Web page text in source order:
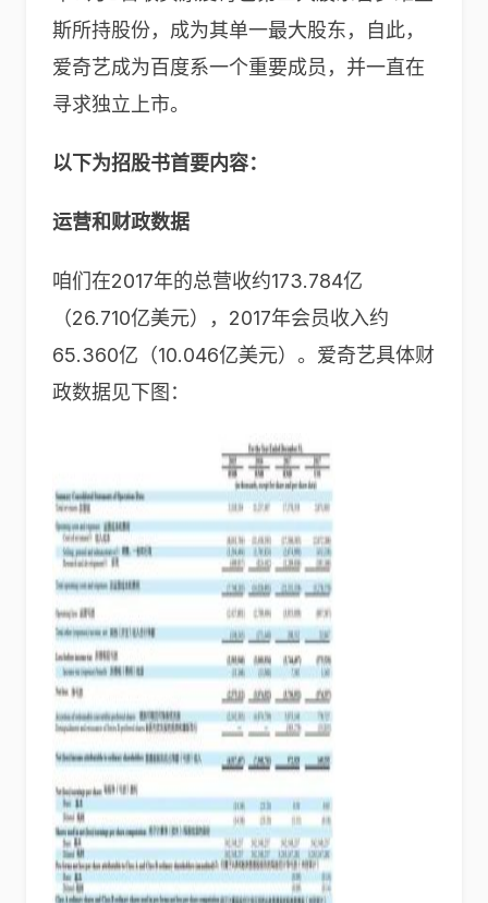
斯所持股份，成为其单一最大股东，自此，
爱奇艺成为百度系一个重要成员，并一直在
寻求独立上市。
以下为招股书首要内容：
运营和财政数据
咱们在2017年的总营收约173.784亿
（26.710亿美元），2017年会员收入约
65.360亿（10.046亿美元）。爱奇艺具体财
政数据见下图：